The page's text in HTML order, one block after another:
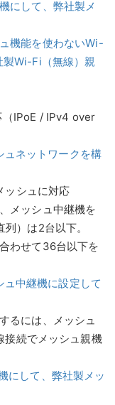
にして、弊社製メ
機能を使わないWi-
製Wi-Fi（無線）親
（IPoE / IPv4 over
ュネットワークを構
ッシュに対応
メッシュ中継機を
）は2台以下。
わせて36台以下を
中継機に設定して
るには、メッシュ
続でメッシュ親機
にして、弊社製メッ